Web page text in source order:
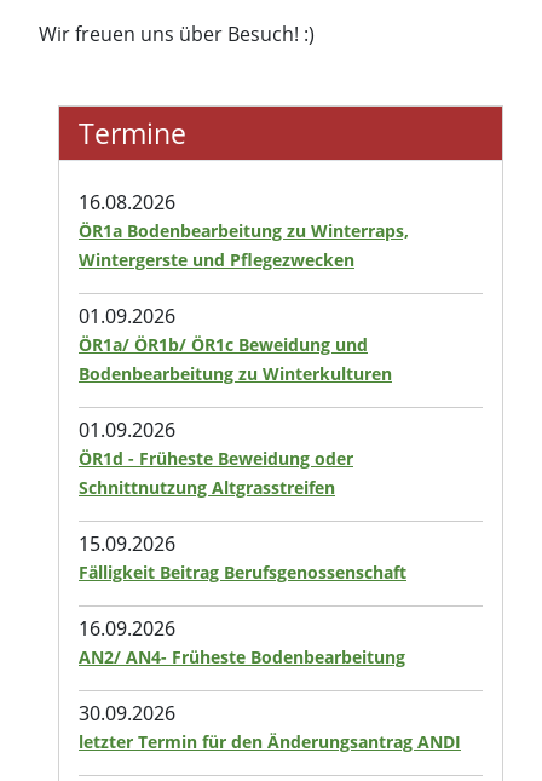
Wir freuen uns über Besuch! :)
Termine
16.08.2026
ÖR1a Bodenbearbeitung zu Winterraps,
Wintergerste und Pflegezwecken
01.09.2026
ÖR1a/ ÖR1b/ ÖR1c Beweidung und
Bodenbearbeitung zu Winterkulturen
01.09.2026
ÖR1d - Früheste Beweidung oder
Schnittnutzung Altgrasstreifen
15.09.2026
Fälligkeit Beitrag Berufsgenossenschaft
16.09.2026
AN2/ AN4- Früheste Bodenbearbeitung
30.09.2026
letzter Termin für den Änderungsantrag ANDI